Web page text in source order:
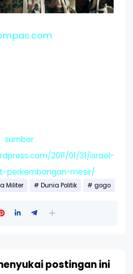
sumber
2011/01/31/israel-
perkembangan-mesir/
Militer Dunia Politik gogo
postingan ini